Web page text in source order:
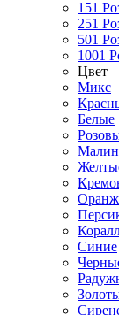
151
251
501
1001
Цвет
Микс
Белые
Синие